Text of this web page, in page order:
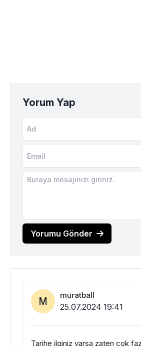
Yorum Yap
Yorumu Gönder
M muratball
25.07.2024 19:41
Tarihe ilginiz varsa zaten çok